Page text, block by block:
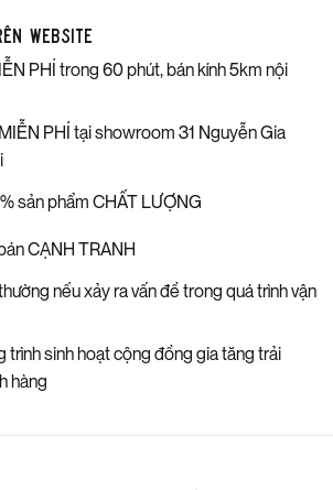
website
PHÍ trong 60 phút, bán kính 5km nội
PHÍ tại showroom 31 Nguyễn Gia
sản phẩm CHẤT LƯỢNG
CẠNH TRANH
nếu xảy ra vấn đề trong quá trình vận
trình sinh hoạt cộng đồng gia tăng trải
hàng